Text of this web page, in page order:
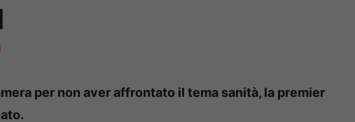
per non aver affrontato il tema sanità, la premier